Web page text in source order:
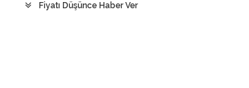
Fiyatı Düşünce Haber Ver